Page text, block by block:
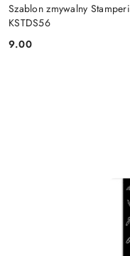
Szablon zmywalny
KSTDS56
Cena:
9.00